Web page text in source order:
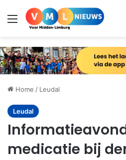
Menu
Home / Leudal
Leudal
medicatie bij